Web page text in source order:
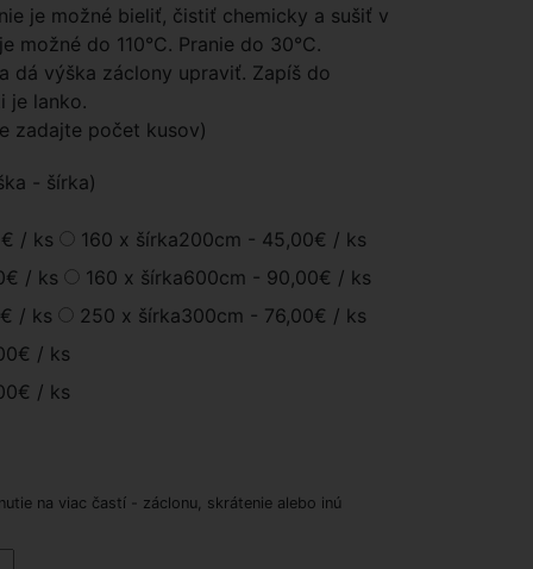
je možné bieliť, čistiť chemicky a sušiť v
možné do 110°C. Pranie do 30°C.
dá výška záclony upraviť. Zapíš do
je lanko.
zadajte počet kusov)
- šírka)
/ ks 160 x šírka200cm - 45,00€ / ks
/ ks 160 x šírka600cm - 90,00€ / ks
/ ks 250 x šírka300cm - 76,00€ / ks
/ ks
/ ks
na viac častí - záclonu, skrátenie alebo inú